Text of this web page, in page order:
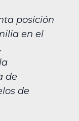
posición
en el
de
de